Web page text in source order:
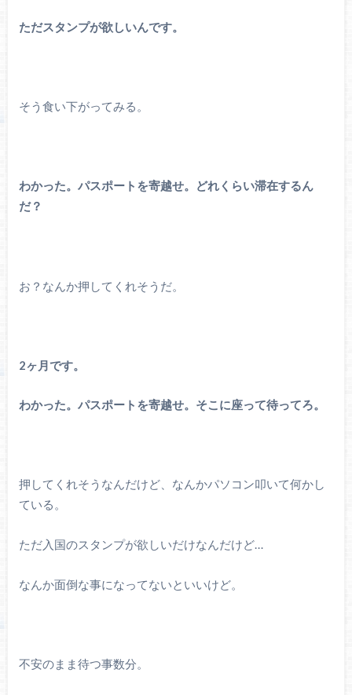
ただスタンプが欲しいんです。
そう食い下がってみる。
わかった。パスポートを寄越せ。どれくらい滞在するん
だ？
お？なんか押してくれそうだ。
2ヶ月です。
わかった。パスポートを寄越せ。そこに座って待ってろ。
押してくれそうなんだけど、なんかパソコン叩いて何かし
ている。
ただ入国のスタンプが欲しいだけなんだけど…
なんか面倒な事になってないといいけど。
不安のまま待つ事数分。